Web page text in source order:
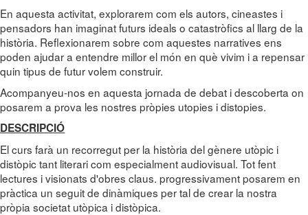
En aquesta activitat, explorarem com els autors, cineastes i
pensadors han imaginat futurs ideals o catastròfics al llarg de la
història. Reflexionarem sobre com aquestes narratives ens
poden ajudar a entendre millor el món en què vivim i a repensar
quin tipus de futur volem construir.
Acompanyeu-nos en aquesta jornada de debat i descoberta on
posarem a prova les nostres pròpies utopies i distopies.
DESCRIPCIÓ
El curs farà un recorregut per la història del gènere utòpic i
distòpic tant literari com especialment audiovisual. Tot fent
lectures i visionats d'obres claus. progressivament posarem en
pràctica un seguit de dinàmiques per tal de crear la nostra
pròpia societat utòpica i distòpica.